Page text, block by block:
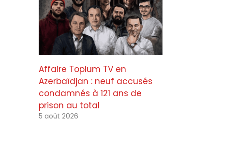
Affaire Toplum TV en
Azerbaïdjan : neuf accusés
condamnés à 121 ans de
prison au total
5 août 2026